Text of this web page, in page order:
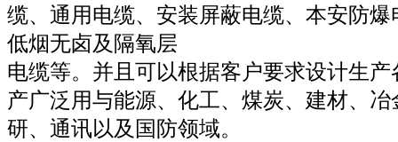
缆、通用电缆、安装屏蔽电缆、本安防
低烟无卤及隔氧层
电缆等。并且可以根据客户要求设计生
产广泛用与能源、化工、煤炭、建材、
研、通讯以及国防领域。